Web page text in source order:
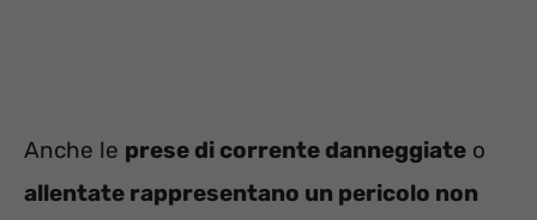
Anche le prese di corrente danneggiate o
allentate rappresentano un pericolo non